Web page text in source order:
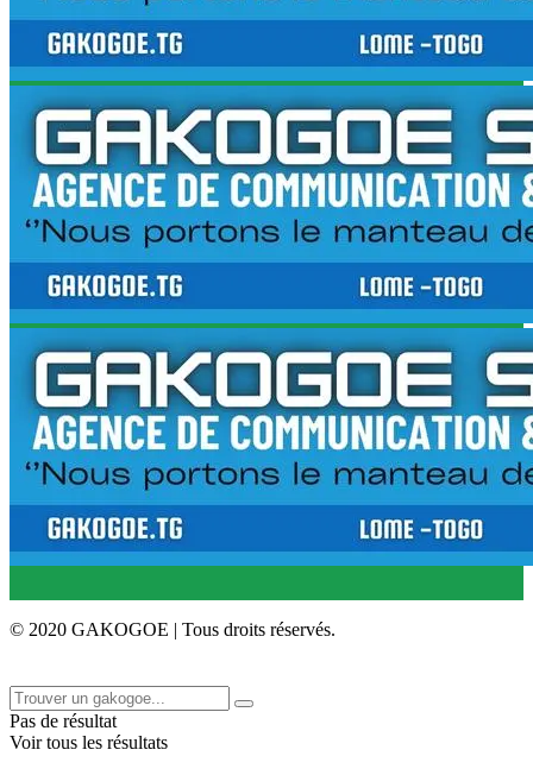
© 2020 GAKOGOE | Tous droits réservés.
Pas de résultat
Voir tous les résultats